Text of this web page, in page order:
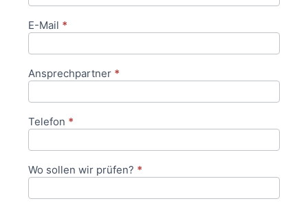
E-Mail *
Ansprechpartner *
Telefon *
Wo sollen wir prüfen? *